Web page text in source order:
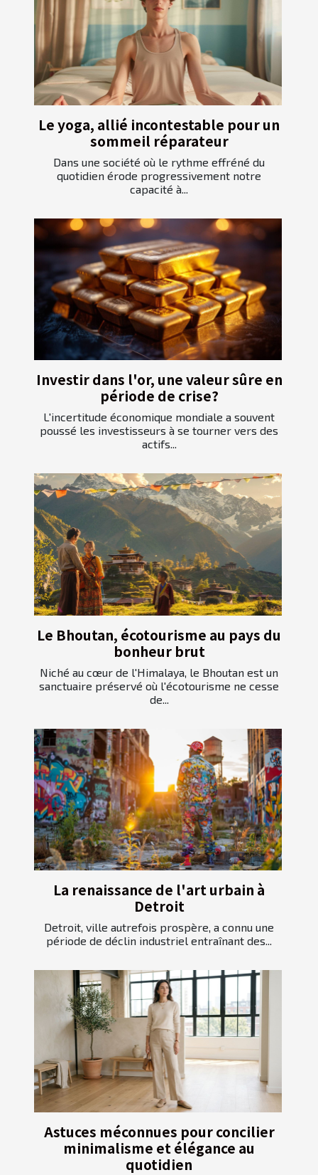
Le yoga, allié incontestable pour un
sommeil réparateur
Dans une société où le rythme effréné du
quotidien érode progressivement notre
capacité à...
Investir dans l'or, une valeur sûre en
période de crise?
L'incertitude économique mondiale a souvent
poussé les investisseurs à se tourner vers des
actifs...
Le Bhoutan, écotourisme au pays du
bonheur brut
Niché au cœur de l'Himalaya, le Bhoutan est un
sanctuaire préservé où l'écotourisme ne cesse
de...
La renaissance de l'art urbain à
Detroit
Detroit, ville autrefois prospère, a connu une
période de déclin industriel entraînant des...
Astuces méconnues pour concilier
minimalisme et élégance au
quotidien